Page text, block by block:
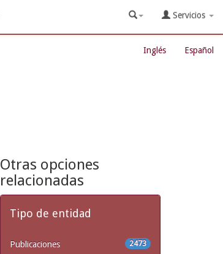
Servicios
Inglés Español
Otras opciones
relacionadas
Tipo de entidad
2473
Publicaciones